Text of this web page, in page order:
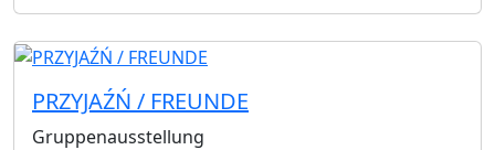
PRZYJAŹŃ / FREUNDE
Gruppenausstellung